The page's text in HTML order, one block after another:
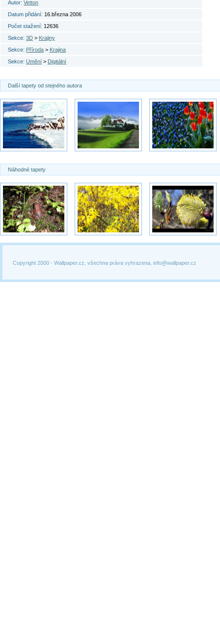
Autor: Vetton
Datum přidání: 16.března 2006
Počet stažení: 12636
Sekce: 3D > Krajiny
Sekce: Příroda > Krajina
Sekce: Umění > Digitální
Další tapety od stejného autora
Náhodné tapety
Copyright 2000 - Wallpaper.cz, všechna práva vyhrazena, info@wallpaper.cz